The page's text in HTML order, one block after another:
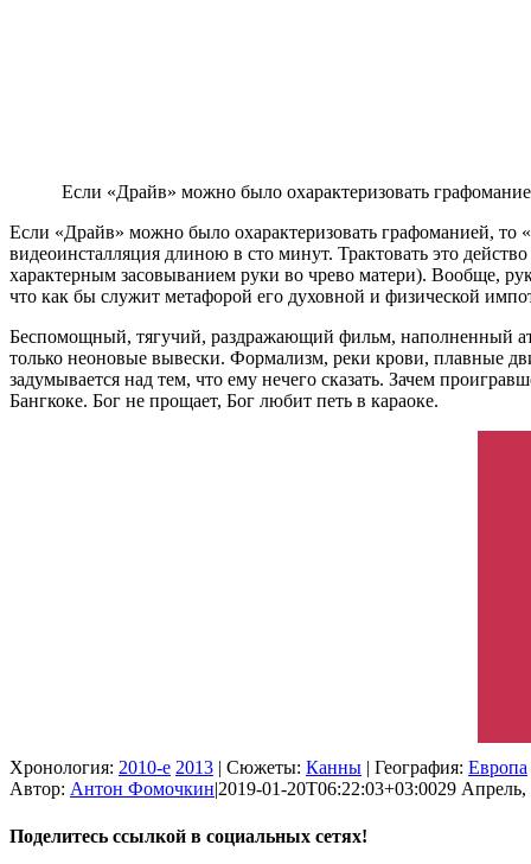
Если «Драйв» можно было охарактеризовать
Если «Драйв» можно было охарактеризовать графоманией, то
видеоинсталляция длиною в сто минут. Трактовать это
характерным засовыванием руки во чрево матери). Вообще,
что как бы служит метафорой его духовной и физической
Беспомощный, тягучий, раздражающий фильм, наполненный
только неоновые вывески. Формализм, реки крови, плавные
задумывается над тем, что ему нечего сказать. Зачем
Бангкоке. Бог не прощает, Бог любит петь в караоке.
Хронология: 2010-е 2013 | Сюжеты: Канны | География: Европа
Автор: Антон Фомочкин|2019-01-20T06:22:03+03:0029 Апрель,
Поделитесь ссылкой в социальных сетях!